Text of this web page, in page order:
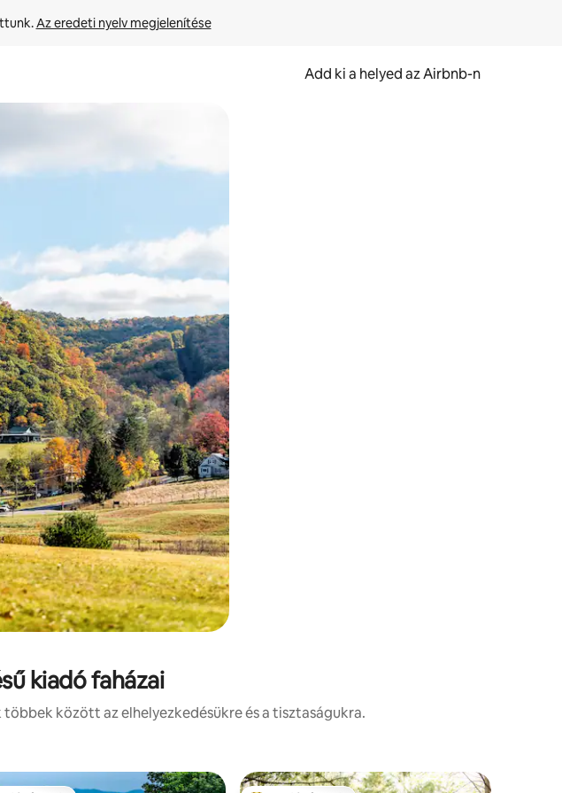
Az eredeti nyelv megjelenítése
Add ki a helyed az Airbnb-n
is felfedezheted őket.
kiadó faházai
között az elhelyezkedésükre és a tisztaságukra.